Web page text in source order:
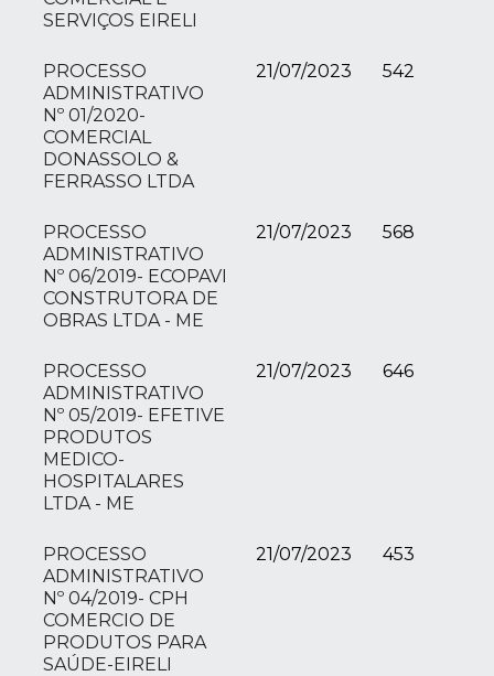
SERVIÇOS EIRELI
PROCESSO
ADMINISTRATIVO
Nº 01/2020-
COMERCIAL
DONASSOLO &
FERRASSO LTDA
21/07/2023 542
PROCESSO
ADMINISTRATIVO
Nº 06/2019- ECOPAVI
CONSTRUTORA DE
OBRAS LTDA - ME
21/07/2023 568
PROCESSO
ADMINISTRATIVO
Nº 05/2019- EFETIVE
PRODUTOS
MEDICO-
HOSPITALARES
LTDA - ME
21/07/2023 646
PROCESSO
ADMINISTRATIVO
Nº 04/2019- CPH
COMERCIO DE
PRODUTOS PARA
SAÚDE-EIRELI
21/07/2023 453